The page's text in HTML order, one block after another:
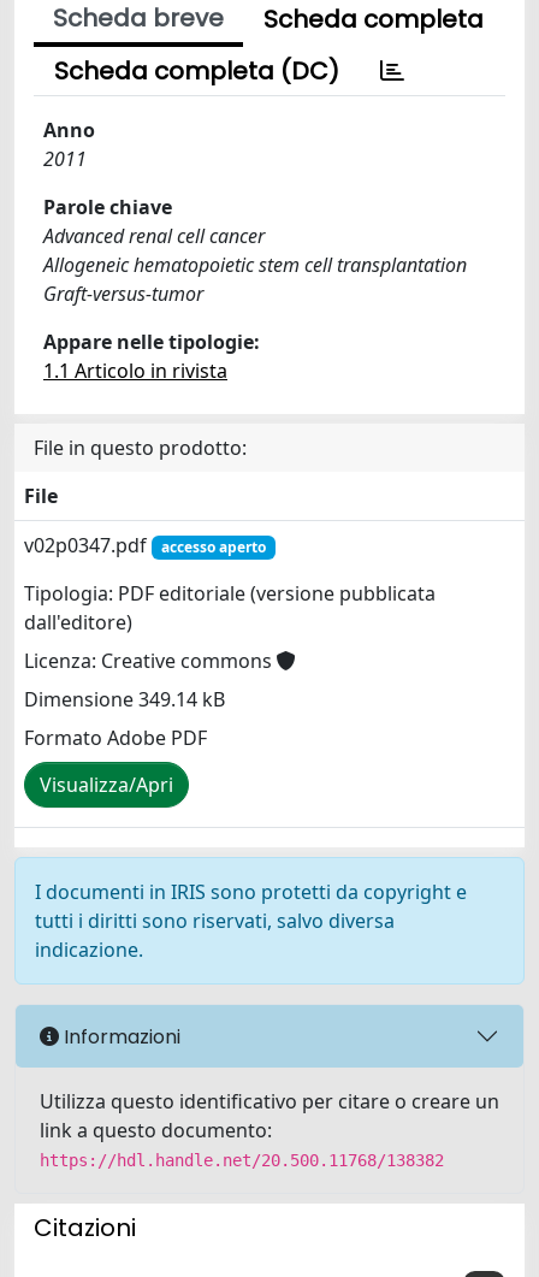
Scheda breve
Scheda completa
Scheda completa (DC)
Anno
2011
Parole chiave
Advanced renal cell cancer
Allogeneic hematopoietic stem cell transplantation
Graft-versus-tumor
Appare nelle tipologie:
1.1 Articolo in rivista
File in questo prodotto:
File
v02p0347.pdf
accesso aperto
Tipologia: PDF editoriale (versione pubblicata
dall'editore)
Licenza: Creative commons
Dimensione 349.14 kB
Formato Adobe PDF
Visualizza/Apri
I documenti in IRIS sono protetti da copyright e
tutti i diritti sono riservati, salvo diversa
indicazione.
Informazioni
Utilizza questo identificativo per citare o creare un
link a questo documento:
https://hdl.handle.net/20.500.11768/138382
Citazioni